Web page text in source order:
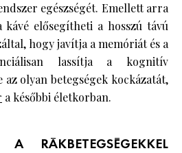
egészségét. Emellett arra
elősegítheti a hosszú távú
hogy javítja a memóriát és a
lassítja a kognitív
az olyan betegségek kockázatát,
a későbbi életkorban.
RÁKBETEGSÉGEKKEL